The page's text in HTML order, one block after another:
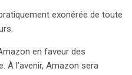
exonérée de toute
en faveur des
À l’avenir, Amazon sera